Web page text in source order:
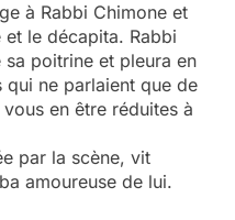
à Rabbi Chimone et
le décapita. Rabbi
poitrine et pleura en
qui ne parlaient que de
en être réduites à
par la scène, vit
amoureuse de lui.